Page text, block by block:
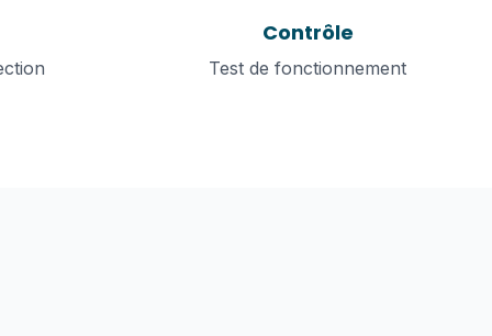
Contrôle
Test de fonctionnement